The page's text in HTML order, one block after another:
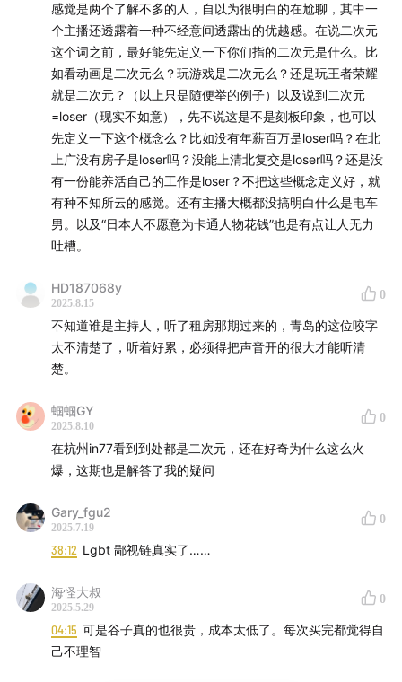
感觉是两个了解不多的人，自以为很明白的在尬聊，其中一
个主播还透露着一种不经意间透露出的优越感。在说二次元
这个词之前，最好能先定义一下你们指的二次元是什么。比
如看动画是二次元么？玩游戏是二次元么？还是玩王者荣耀
就是二次元？（以上只是随便举的例子）以及说到二次元
=loser（现实不如意），先不说这是不是刻板印象，也可以
先定义一下这个概念么？比如没有年薪百万是loser吗？在北
上广没有房子是loser吗？没能上清北复交是loser吗？还是没
有一份能养活自己的工作是loser？不把这些概念定义好，就
有种不知所云的感觉。还有主播大概都没搞明白什么是电车
男。以及“日本人不愿意为卡通人物花钱”也是有点让人无力
吐槽。
HD187068y
2025.8.15
0
不知道谁是主持人，听了租房那期过来的，青岛的这位咬字
太不清楚了，听着好累，必须得把声音开的很大才能听清
楚。
蝈蝈GY
2025.8.10
0
在杭州in77看到到处都是二次元，还在好奇为什么这么火
爆，这期也是解答了我的疑问
Gary_fgu2
2025.7.19
0
38:12 Lgbt 鄙视链真实了……
海怪大叔
2025.5.29
0
04:15 可是谷子真的也很贵，成本太低了。每次买完都觉得自
己不理智